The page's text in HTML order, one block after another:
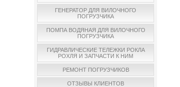
ГЕНЕРАТОР ДЛЯ ВИЛОЧНОГО
ПОГРУЗЧИКА
ПОМПА ВОДЯНАЯ ДЛЯ ВИЛОЧНОГО
ПОГРУЗЧИКА
ГИДРАВЛИЧЕСКИЕ ТЕЛЕЖКИ РОКЛА
РОХЛЯ И ЗАПЧАСТИ К НИМ
РЕМОНТ ПОГРУЗЧИКОВ
ОТЗЫВЫ КЛИЕНТОВ